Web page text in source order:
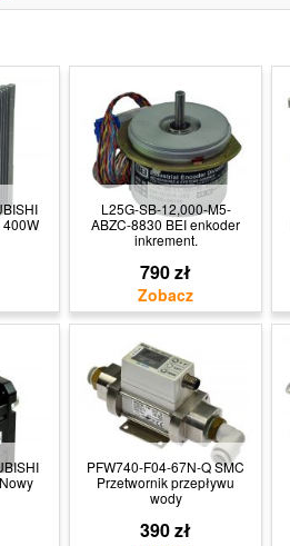
L25G-SB-12,000-M5-
ABZC-8830 BEI enkoder
inkrement.
790 zł
PFW740-F04-67N-Q SMC
Przetwornik przepływu
wody
390 zł